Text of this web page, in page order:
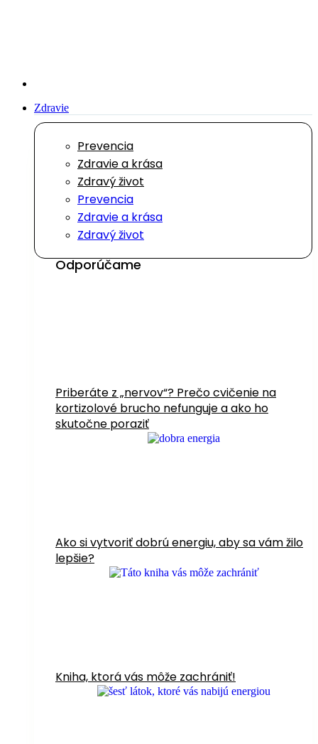
Zdravie
Prevencia
Zdravie a krása
Zdravý život
Prevencia
Zdravie a krása
Zdravý život
Odporúčame
Priberáte z „nervov“? Prečo cvičenie na
kortizolové brucho nefunguje a ako ho
skutočne poraziť
Ako si vytvoriť dobrú energiu, aby sa vám žilo
lepšie?
Kniha, ktorá vás môže zachrániť!